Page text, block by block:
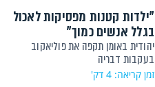
"ילדות קטנות מפסיקות לאכול
בגלל אנשים כמוך"
יהודית באומן תקפה את פוליאקוב
בעקבות דבריה
זמן קריאה: 4 דק'